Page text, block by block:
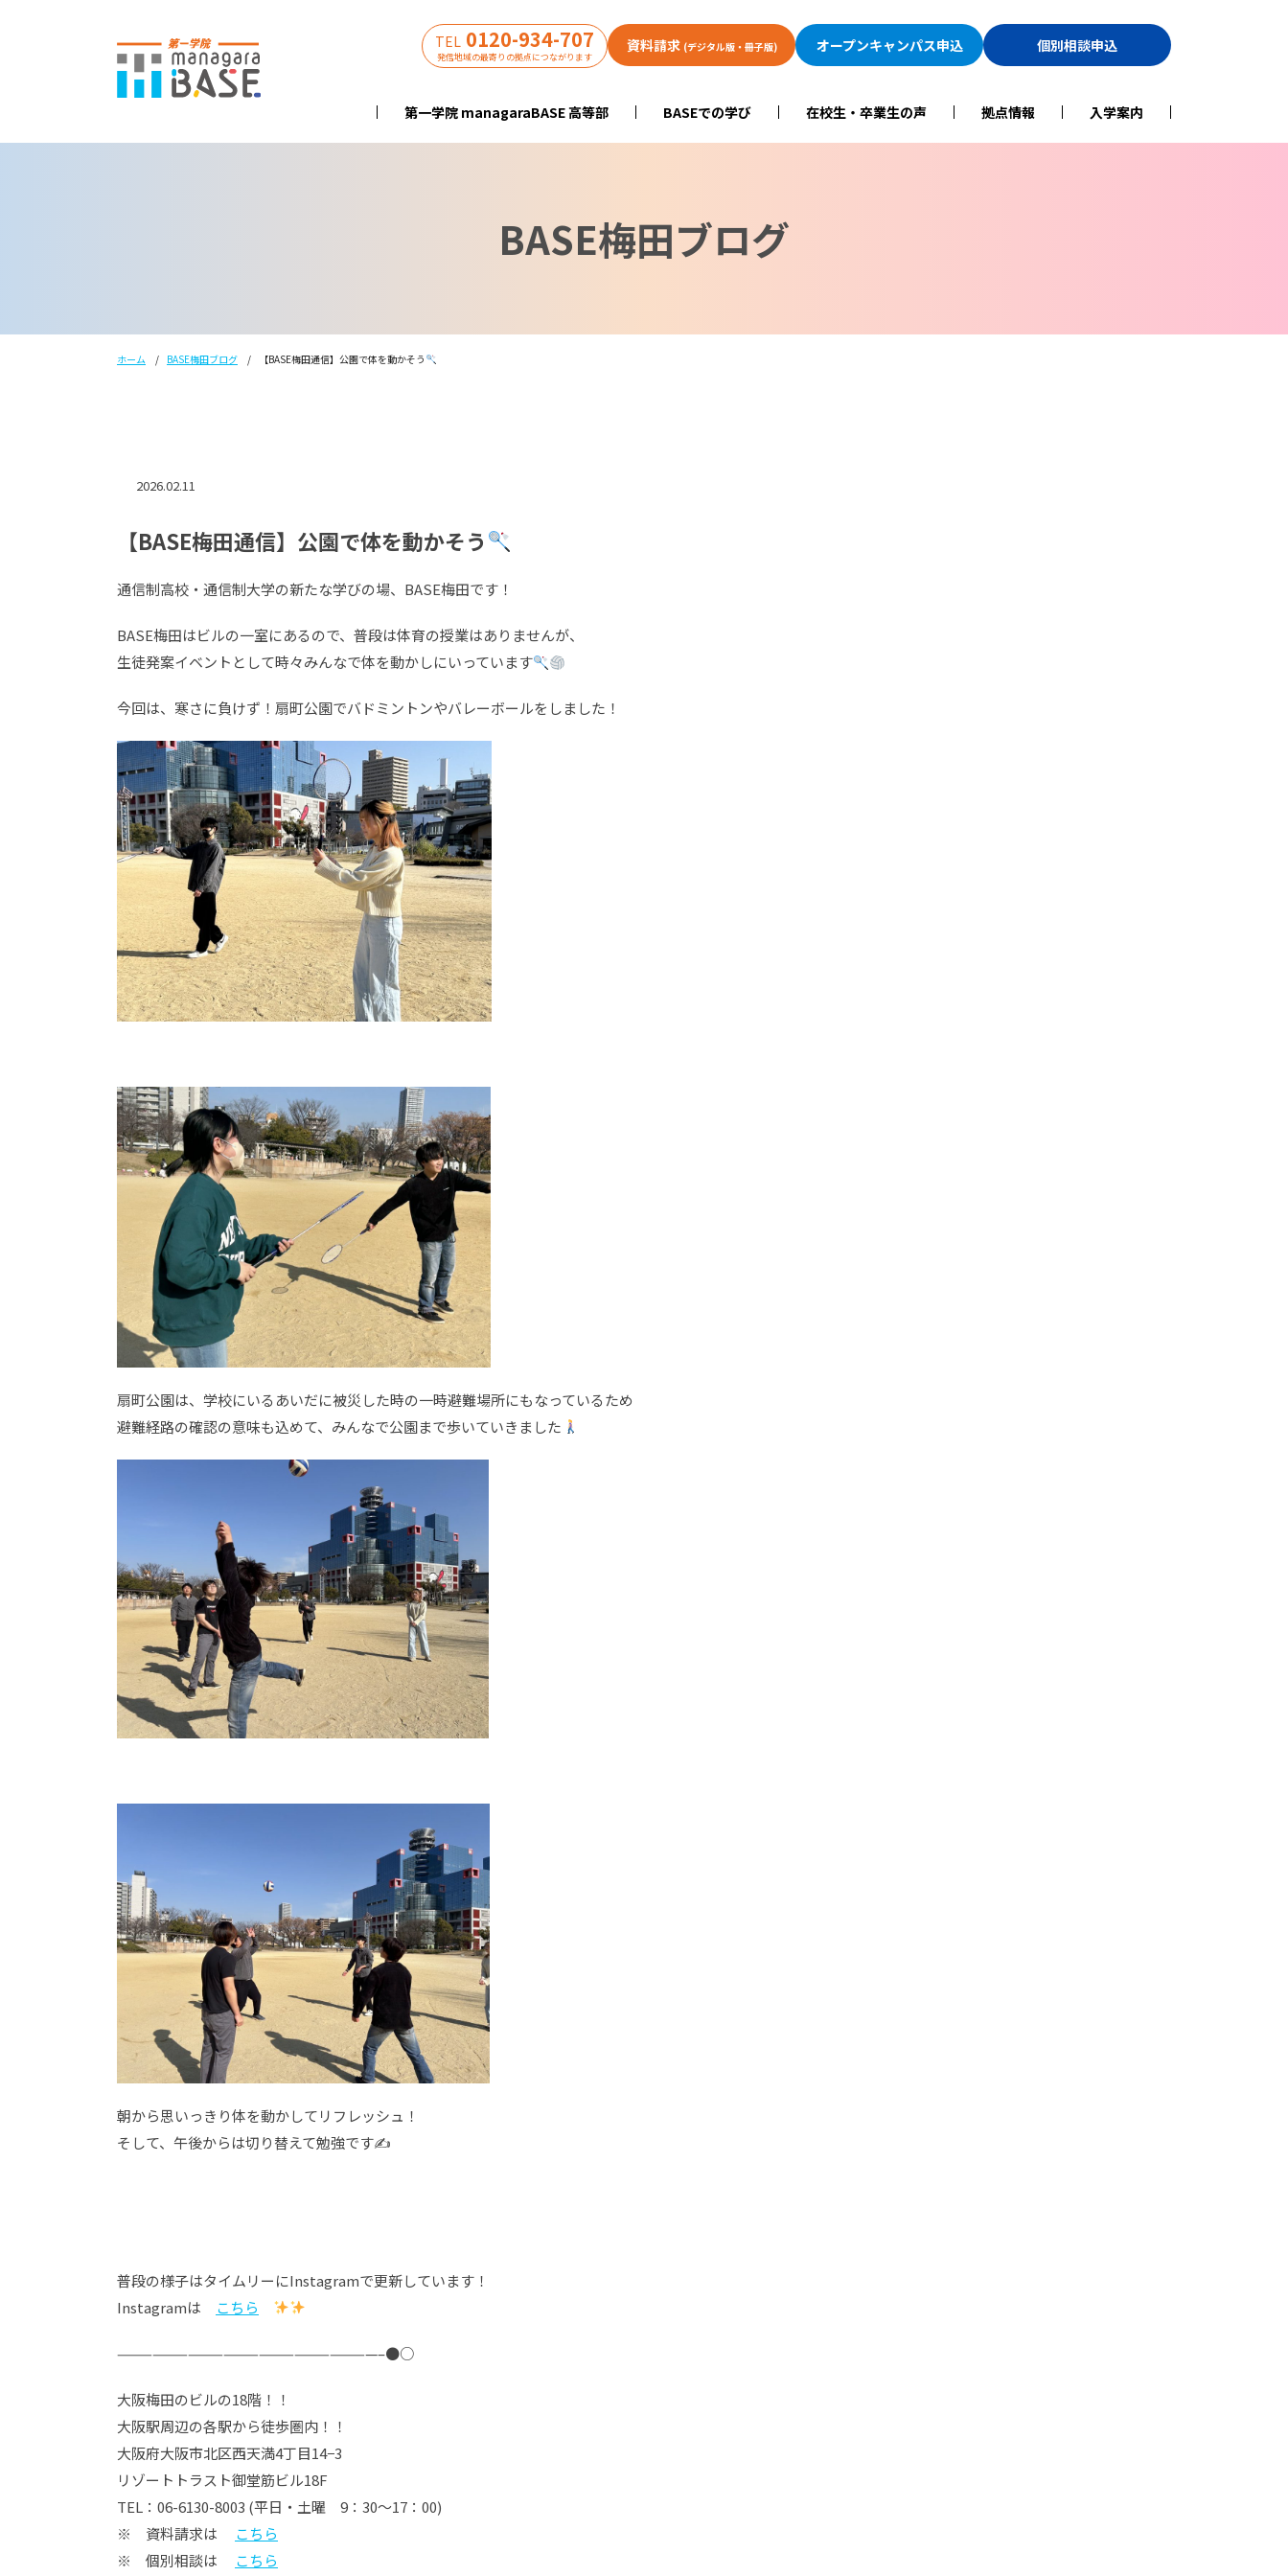
第一学院 managaraBASE 高等部 BASEでの学び 在校生・卒業生の声 拠点情報 入学案内
TEL 0120-934-707
発信地域の最寄りの拠点につながります
資料請求 (デジタル版・冊子版) オープンキャンパス申込 個別相談申込
BASE梅田ブログ
ホーム BASE梅田ブログ 【BASE梅田通信】公園で体を動かそう
2026.02.11
【BASE梅田通信】公園で体を動かそう
通信制高校・通信制大学の新たな学びの場、BASE梅田です！
BASE梅田はビルの一室にあるので、普段は体育の授業はありませんが、
生徒発案イベントとして時々みんなで体を動かしにいっています
今回は、寒さに負けず！扇町公園でバドミントンやバレーボールをしました！
扇町公園は、学校にいるあいだに被災した時の一時避難場所にもなっているため
避難経路の確認の意味も込めて、みんなで公園まで歩いていきました
朝から思いっきり体を動かしてリフレッシュ！
そして、午後からは切り替えて勉強です✍️
普段の様子はタイムリーにInstagramで更新しています！
Instagramは こちら
——————————————————————–●○
大阪梅田のビルの18階！！
大阪駅周辺の各駅から徒歩圏内！！
大阪府大阪市北区西天満4丁目14−3
リゾートトラスト御堂筋ビル18F
TEL：06-6130-8003 (平日・土曜 9：30～17：00)
※ 資料請求は こちら
※ 個別相談は こちら